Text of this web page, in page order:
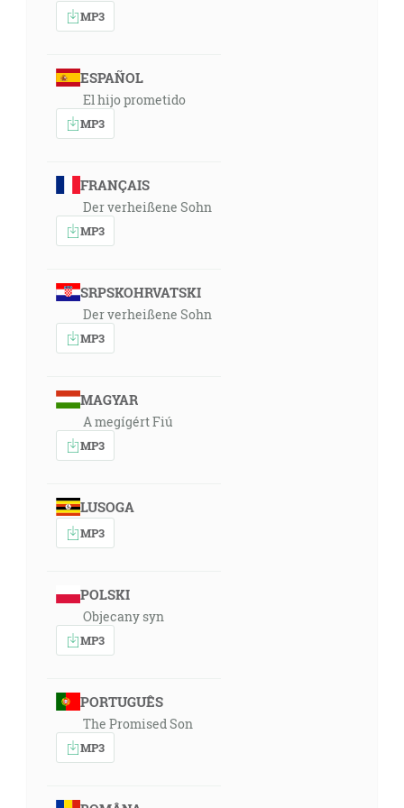
Zimrána, Jokšana, Medana, Madiana, Jišbáka a
Šuacha. A synovia Jokšanovi: Šeba a Dedán. [1Pa 1:32]
zavrel, aby som nerodila; vojdi tedy k mojej dievke, ak
by som azda od nej mala syna. A Abram poslúchol na
hlas Sáraje. [1M 16:2]
Či je azda nejaká vec nemožnou Hospodinovi? Na
určený čas zase sa navrátim k tebe podľa času života,
a Sára bude mať syna. [1M 18:14]
A bude to divoký človek; jeho ruka bude proti
všetkým a ruka všetkých proti nemu, a bude bývať
pred tvárou všetkých svojich bratov. [1M 16:12]
Vtedy vzala Sáraj, žena Abramova, Hagar, Egypťanku,
svoju dievku, po desiatich rokoch, ktoré býval Abram
v zemi Kanaáne, a dala ju Abramovi, svojmu mužovi,
14:46
A Abramovi bolo osemdesiatšesť rokov, keď mu
porodila Hagar Izmaela. [1M 16:16]
15:40
Ale Sáraj, žena Abramova, mu nerodila, a mala dievku
Egypťanku, ktorej bolo meno Hagar. A Sáraj riekla
Abramovi: Nože hľa, Hospodin ma zavrel, aby som
nej mala syna. A Abram poslúchol na hlas Sáraje.
MP3
ESPAÑOL
El hijo prometido
MP3
FRANÇAIS
Der verheißene Sohn
MP3
SRPSKOHRVATSKI
Der verheißene Sohn
MP3
MAGYAR
A megígért Fiú
MP3
LUSOGA
MP3
POLSKI
Objecany syn
MP3
PORTUGUÊS
The Promised Son
MP3